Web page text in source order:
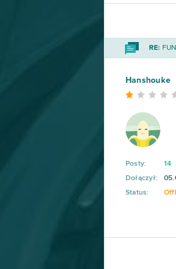
RE:
Hanshouke
Posty:
14
Dołączył:
Status: